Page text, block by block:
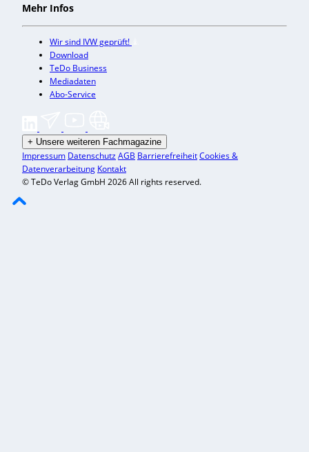
Mehr Infos
Wir sind IVW geprüft!
Download
TeDo Business
Mediadaten
Abo-Service
+ Unsere weiteren Fachmagazine
Impressum DatenschutzAGB BarrierefreiheitCookies &
Datenverarbeitung Kontakt
© TeDo Verlag GmbH 2026 All rights reserved.